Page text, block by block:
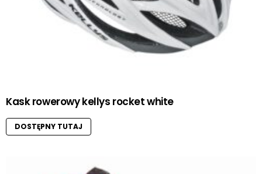
Kask rowerowy kellys rocket white
DOSTĘPNY TUTAJ